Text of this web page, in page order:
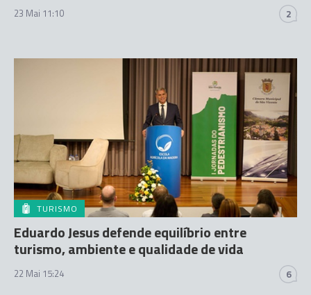
23 Mai 11:10 2
TURISMO
Eduardo Jesus defende equilíbrio entre
turismo, ambiente e qualidade de vida
22 Mai 15:24 6